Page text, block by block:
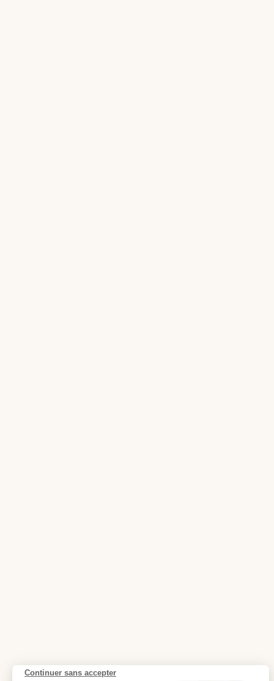
Continuer sans accepter